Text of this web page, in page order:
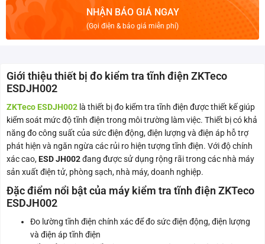
NHẬN BÁO GIÁ NGAY
(Gọi điện & báo giá miễn phí)
Giới thiệu thiết bị đo kiểm tra tĩnh điện ZKTeco
ESDJH002
ZKTeco ESDJH002 là thiết bị đo kiểm tra tĩnh điện được thiết kế giúp
kiểm soát mức độ tĩnh điện trong môi trường làm việc. Thiết bị có khả
năng đo công suất của sức điện động, điện lượng và điện áp hỗ trợ
phát hiện và ngăn ngừa các rủi ro hiện tượng tĩnh điện. Với độ chính
xác cao,ESD JH002đang được sử dụng rộng rãi trong các nhà máy
sản xuất điện tử, phòng sạch, nhà máy, doanh nghiệp.
Đặc điểm nổi bật của máy kiểm tra tĩnh điện ZKTeco
ESDJH002
Đo lường tĩnh điện chính xác để đo sức điện động, điện lượng
và điện áp tĩnh điện